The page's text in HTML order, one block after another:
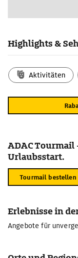
Highlights &
Aktivitäten
ADAC
Urlaubsstart.
Tourmail bestellen
Erlebnisse in
Angebote für